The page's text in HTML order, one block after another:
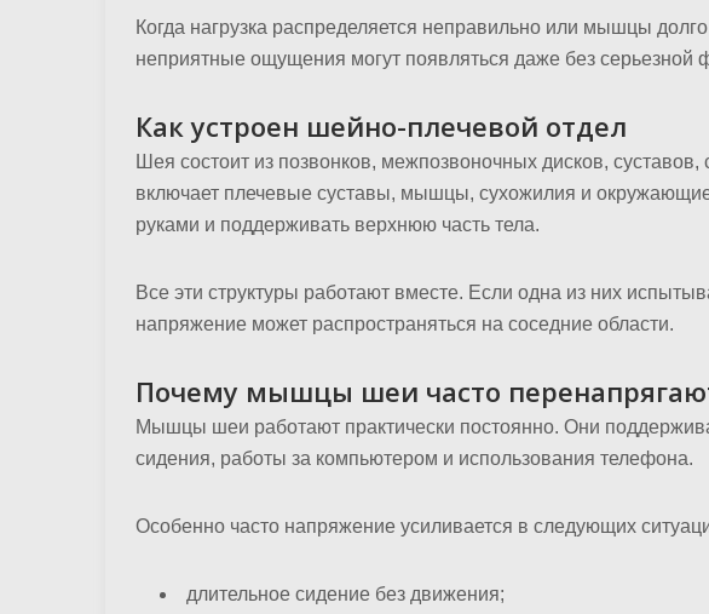
Когда нагрузка распределяется неправильно или мышцы
неприятные ощущения могут появляться даже без серьезной
Как устроен шейно-плечевой отдел
Шея состоит из позвонков, межпозвоночных дисков,
включает плечевые суставы, мышцы, сухожилия и
руками и поддерживать верхнюю часть тела.
Все эти структуры работают вместе. Если одна из них
напряжение может распространяться на соседние области.
Почему мышцы шеи часто
Мышцы шеи работают практически постоянно. Они
сидения, работы за компьютером и использования телефона.
Особенно часто напряжение усиливается в следующих
длительное сидение без движения;